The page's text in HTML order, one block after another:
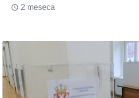
access_time 2 meseca